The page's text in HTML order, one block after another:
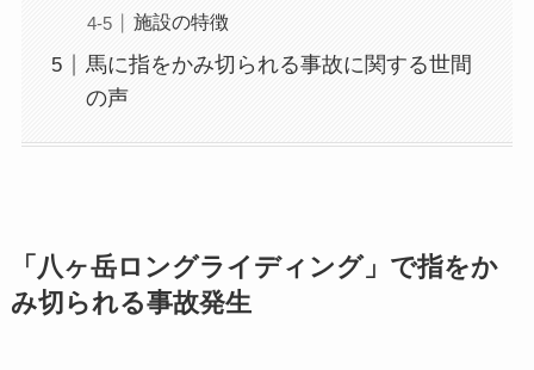
施設の特徴
馬に指をかみ切られる事故に関する世間
の声
「八ヶ岳ロングライディング」で指をか
み切られる事故発生